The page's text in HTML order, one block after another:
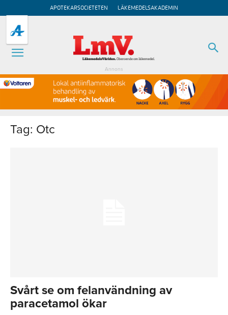
APOTEKARSOCIETETEN LÄKEMEDELSAKADEMIN
Annons
Tag: Otc
Svårt se om felanvändning av
paracetamol ökar